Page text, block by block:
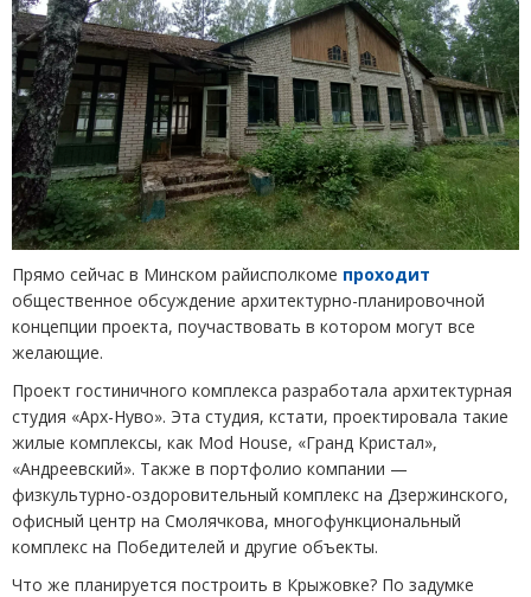
Прямо сейчас в Минском райисполкоме проходит
общественное обсуждение архитектурно-планировочной
концепции проекта, поучаствовать в котором могут все
желающие.
Проект гостиничного комплекса разработала архитектурная
студия «Арх-Нуво». Эта студия, кстати, проектировала такие
жилые комплексы, как Mod House, «Гранд Кристал»,
«Андреевский». Также в портфолио компании —
физкультурно-оздоровительный комплекс на Дзержинского,
офисный центр на Смолячкова, многофункциональный
комплекс на Победителей и другие объекты.
Что же планируется построить в Крыжовке? По задумке